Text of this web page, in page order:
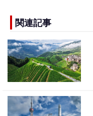
e
b
o
o
k
関連記事